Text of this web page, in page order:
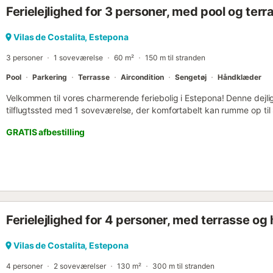
Ferielejlighed for 3 personer, med pool og
Vilas de Costalita, Estepona
3 personer 1 soveværelse 60 m² 150 m til stranden
Pool Parkering Terrasse Aircondition Sengetøj Håndklæder
Velkommen til vores charmerende feriebolig i Estepona! Denne
tilflugtssted med 1 soveværelse, der komfortabelt kan rumme op til
Ejendommen ligger kun to minutters gang fra sandstranden.
der giver et perfekt sted at nyde det varme vejr i Estepona og
behageligt miljø selv på de varmeste dage. Benyt dig af den
plan, udstyret med køleskab, mikrobølgeovn, ovn, fryser, service,
og nyde dine yndlingsmåltider. Uanset om du søger et afslappende
bekvemm...
GRATIS afbestilling
Ferielejlighed for 4 personer, med terrasse og
Vilas de Costalita, Estepona
4 personer 2 soveværelser 130 m² 300 m til stranden